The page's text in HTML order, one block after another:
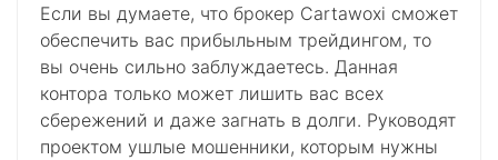
Если вы думаете, что брокер Cartawoxi сможет
обеспечить вас прибыльным трейдингом, то
вы очень сильно заблуждаетесь. Данная
контора только может лишить вас всех
сбережений и даже загнать в долги. Руководят
проектом ушлые мошенники, которым нужны